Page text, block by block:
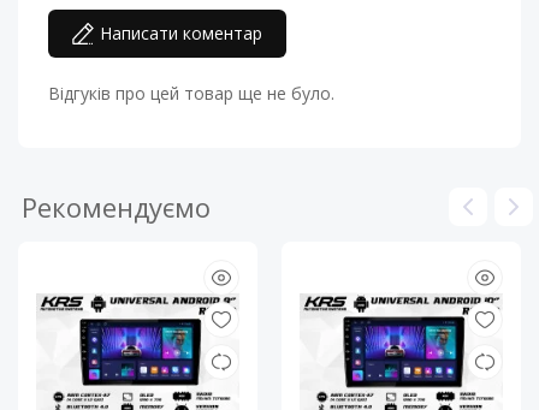
Написати коментар
Відгуків про цей товар ще не було.
Рекомендуємо